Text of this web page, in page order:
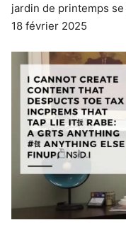
jardin de printemps
18 février 2025